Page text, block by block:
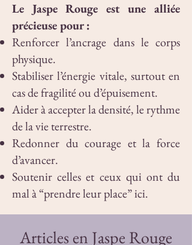
Le Jaspe Rouge est une alliée
précieuse pour :
Renforcer l’ancrage dans le corps
physique.
Stabiliser l’énergie vitale, surtout en
cas de fragilité ou d’épuisement.
Aider à accepter la densité, le rythme
de la vie terrestre.
Redonner du courage et la force
d’avancer.
Soutenir celles et ceux qui ont du
mal à “prendre leur place” ici.
Articles en Jaspe Rouge